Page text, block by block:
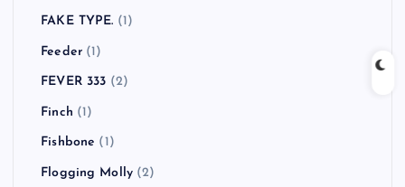
FAKE TYPE. (1)
Feeder(1)
FEVER 333 (2)
Finch (1)
Fishbone (1)
Flogging Molly (2)